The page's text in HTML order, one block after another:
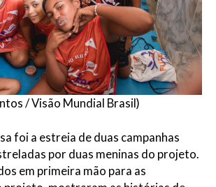
/ Visão Mundial Brasil)
foi a estreia de duas campanhas
por duas meninas do projeto.
em primeira mão para as